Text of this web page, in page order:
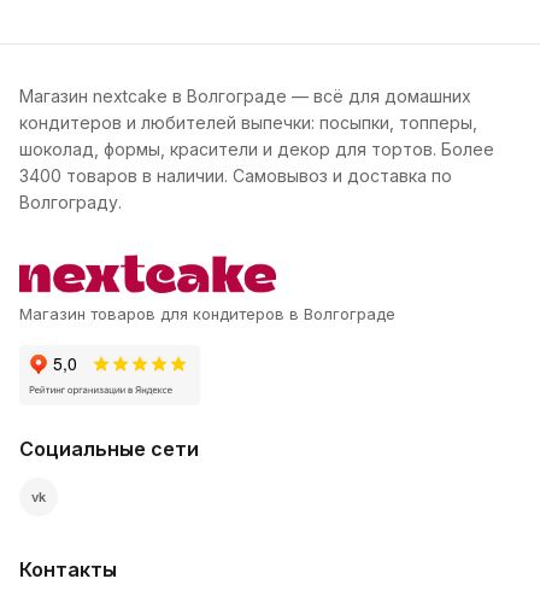
Магазин nextcake в Волгограде — всё для домашних
кондитеров и любителей выпечки: посыпки, топперы,
шоколад, формы, красители и декор для тортов. Более
3400 товаров в наличии. Самовывоз и доставка по
Волгограду.
Магазин товаров для кондитеров в Волгограде
Социальные сети
vk
Контакты